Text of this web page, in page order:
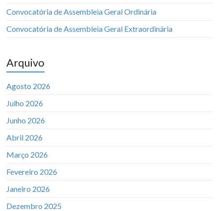
Convocatória de Assembleia Geral Ordinária
Convocatória de Assembleia Geral Extraordinária
Arquivo
Agosto 2026
Julho 2026
Junho 2026
Abril 2026
Março 2026
Fevereiro 2026
Janeiro 2026
Dezembro 2025